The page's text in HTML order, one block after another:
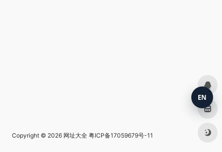
Copyright © 2026 网址大全 粤ICP备17059679号-11
EN